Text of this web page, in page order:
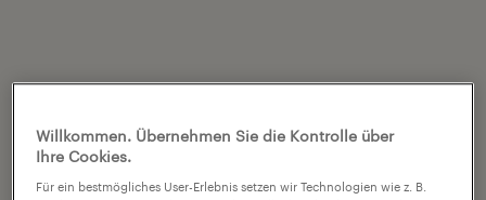
Willkommen. Übernehmen Sie die Kontrolle über
Ihre Cookies.
Für ein bestmögliches User-Erlebnis setzen wir Technologien wie z. B.